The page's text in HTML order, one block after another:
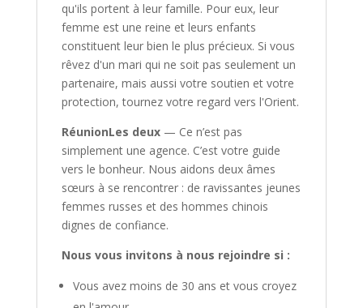
qu'ils portent à leur famille. Pour eux, leur
femme est une reine et leurs enfants
constituent leur bien le plus précieux. Si vous
rêvez d'un mari qui ne soit pas seulement un
partenaire, mais aussi votre soutien et votre
protection, tournez votre regard vers l'Orient.
RéunionLes deux— Ce n’est pas
simplement une agence. C’est votre guide
vers le bonheur. Nous aidons deux âmes
sœurs à se rencontrer : de ravissantes jeunes
femmes russes et des hommes chinois
dignes de confiance.
Nous vous invitons à nous rejoindre si :
Vous avez moins de 30 ans et vous croyez